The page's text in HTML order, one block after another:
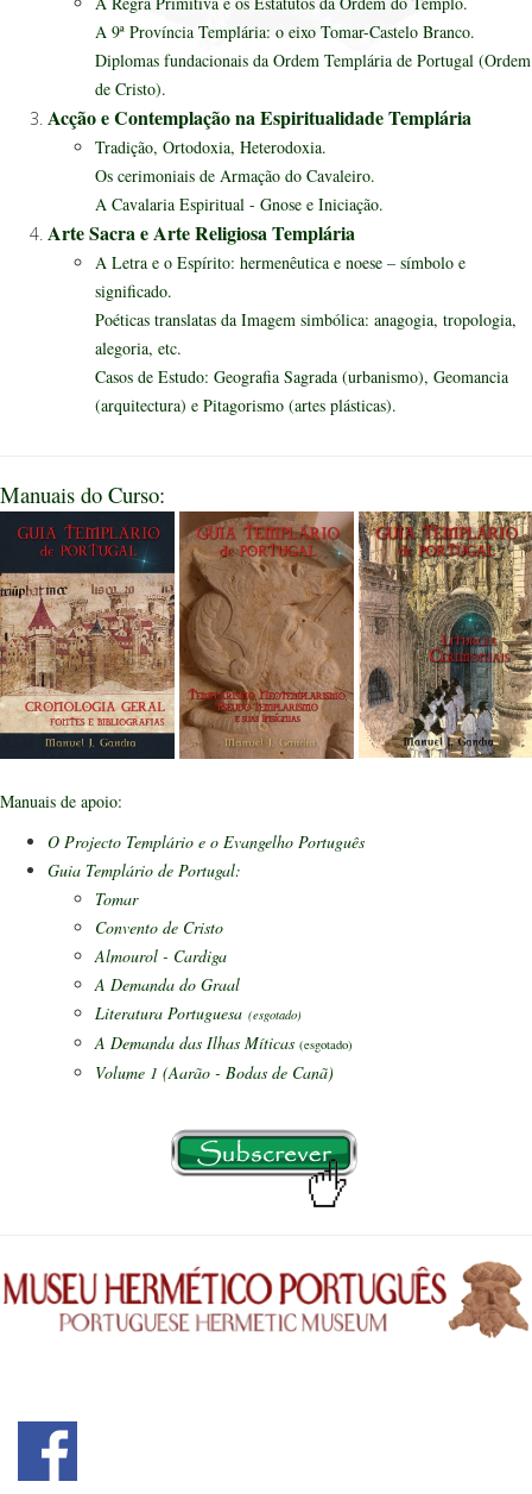
A 9ª Província Templária: o eixo Tomar-Castelo Branco.
Diplomas fundacionais da Ordem Templária de Portugal (Ordem
de Cristo).
Acção e Contemplação na Espiritualidade Templária
Tradição, Ortodoxia, Heterodoxia.
Os cerimoniais de Armação do Cavaleiro.
A Cavalaria Espiritual - Gnose e Iniciação.
Arte Sacra e Arte Religiosa Templária
A Letra e o Espírito: hermenêutica e noese – símbolo e
significado.
Poéticas translatas da Imagem simbólica: anagogia, tropologia,
alegoria, etc.
Casos de Estudo: Geografia Sagrada (urbanismo), Geomancia
(arquitectura) e Pitagorismo (artes plásticas).
Manuais do Curso:
Manuais de apoio:
O Projecto Templário e o Evangelho Português
Guia Templário de Portugal:
Tomar
Convento de Cristo
Almourol - Cardiga
A Demanda do Graal
Literatura Portuguesa (esgotado)
A Demanda das Ilhas Míticas (esgotado)
Volume 1 (Aarão - Bodas de Canã)